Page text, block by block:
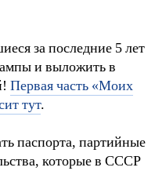
за последние 5 лет
и выложить в
Первая часть «Моих
тут.
паспорта, партийные
которые в СССР